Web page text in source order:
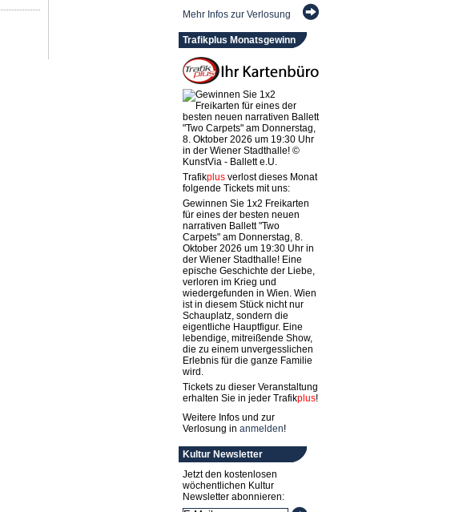
Mehr Infos zur Verlosung
Trafikplus Monatsgewinn
Trafikplusverlost dieses Monat
folgende Tickets mit uns:
Gewinnen Sie 1x2 Freikarten
für eines der besten neuen
narrativen Ballett "Two
Carpets" am Donnerstag, 8.
Oktober 2026 um 19:30 Uhr in
der Wiener Stadthalle! Eine
epische Geschichte der Liebe,
verloren im Krieg und
wiedergefunden in Wien. Wien
ist in diesem Stück nicht nur
Schauplatz, sondern die
eigentliche Hauptfigur. Eine
lebendige, mitreißende Show,
die zu einem unvergesslichen
Erlebnis für die ganze Familie
wird.
Tickets zu dieser Veranstaltung
erhalten Sie in jeder Trafikplus!
Weitere Infos und zur
Verlosung in anmelden!
Kultur Newsletter
Jetzt den kostenlosen
wöchentlichen Kultur
Newsletter abonnieren: